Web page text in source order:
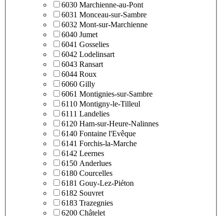
6030 Marchienne-au-Pont
6031 Monceau-sur-Sambre
6032 Mont-sur-Marchienne
6040 Jumet
6041 Gosselies
6042 Lodelinsart
6043 Ransart
6044 Roux
6060 Gilly
6061 Montignies-sur-Sambre
6110 Montigny-le-Tilleul
6111 Landelies
6120 Ham-sur-Heure-Nalinnes
6140 Fontaine l'Evêque
6141 Forchis-la-Marche
6142 Leernes
6150 Anderlues
6180 Courcelles
6181 Gouy-Lez-Piéton
6182 Souvret
6183 Trazegnies
6200 Châtelet